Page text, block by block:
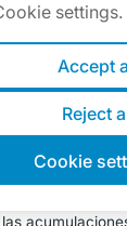
settings.
Accept
Reject
Cookie
de
tiempo libre,